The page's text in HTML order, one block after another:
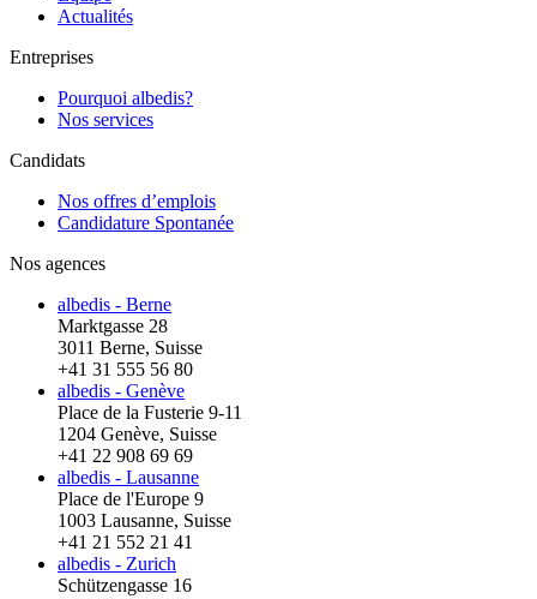
Actualités
Entreprises
Pourquoi albedis?
Nos services
Candidats
Nos offres d’emplois
Candidature Spontanée
Nos agences
albedis - Berne
Marktgasse 28
3011 Berne, Suisse
+41 31 555 56 80
albedis - Genève
Place de la Fusterie 9-11
1204 Genève, Suisse
+41 22 908 69 69
albedis - Lausanne
Place de l'Europe 9
1003 Lausanne, Suisse
+41 21 552 21 41
albedis - Zurich
Schützengasse 16